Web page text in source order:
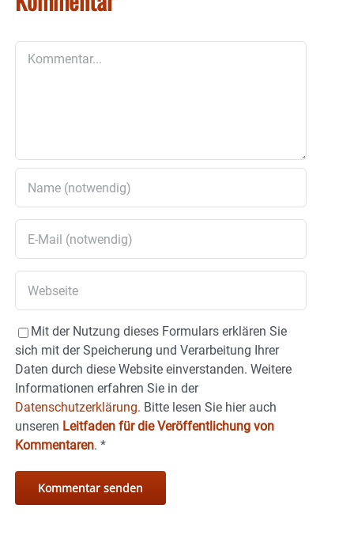
Mit der Nutzung dieses Formulars erklären Sie
sich mit der Speicherung und Verarbeitung Ihrer
Daten durch diese Website einverstanden. Weitere
Informationen erfahren Sie in der
Datenschutzerklärung. Bitte lesen Sie hier auch
unseren Leitfaden für die Veröffentlichung von
Kommentaren. *